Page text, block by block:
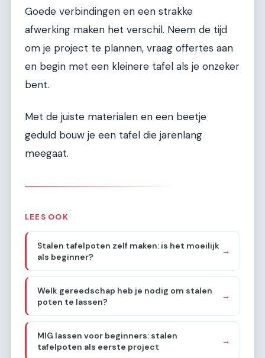
Goede verbindingen en een strakke
afwerking maken het verschil. Neem de tijd
om je project te plannen, vraag offertes aan
en begin met een kleinere tafel als je onzeker
bent.
Met de juiste materialen en een beetje
geduld bouw je een tafel die jarenlang
meegaat.
LEES OOK
Stalen tafelpoten zelf maken: is het moeilijk
als beginner?
→
Welk gereedschap heb je nodig om stalen
poten te lassen?
→
MIG lassen voor beginners: stalen
tafelpoten als eerste project
→